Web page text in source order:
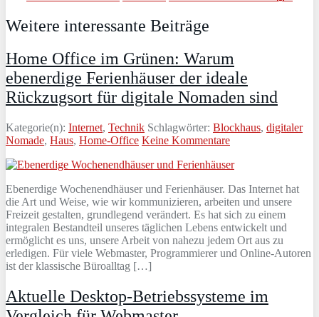
Weitere interessante Beiträge
Home Office im Grünen: Warum
ebenerdige Ferienhäuser der ideale
Rückzugsort für digitale Nomaden sind
Kategorie(n): Internet, Technik Schlagwörter: Blockhaus, digitaler
Nomade, Haus, Home-Office Keine Kommentare
Ebenerdige Wochenendhäuser und Ferienhäuser. Das Internet hat
die Art und Weise, wie wir kommunizieren, arbeiten und unsere
Freizeit gestalten, grundlegend verändert. Es hat sich zu einem
integralen Bestandteil unseres täglichen Lebens entwickelt und
ermöglicht es uns, unsere Arbeit von nahezu jedem Ort aus zu
erledigen. Für viele Webmaster, Programmierer und Online-Autoren
ist der klassische Büroalltag […]
Aktuelle Desktop-Betriebssysteme im